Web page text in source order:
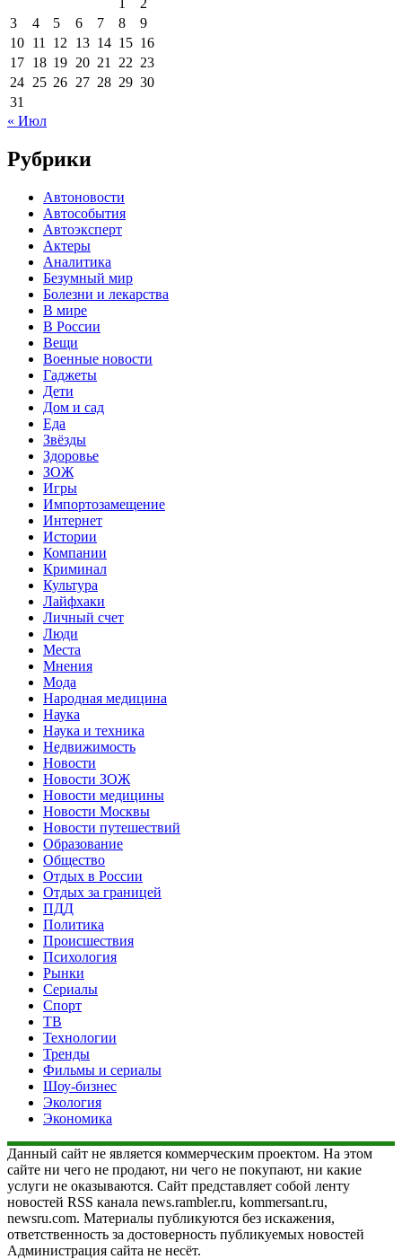
2
3
4 5 6 7 8
9
10 11 12 13 14 15 16
17 18 19 20 21 22 23
24 25 26 27 28 29 30
31
« Июл
Рубрики
Автоновости
Автособытия
Автоэксперт
Актеры
Аналитика
Безумный мир
Болезни и лекарства
В мире
В России
Вещи
Военные новости
Гаджеты
Дети
Дом и сад
Еда
Звёзды
Здоровье
ЗОЖ
Игры
Импортозамещение
Интернет
Истории
Компании
Криминал
Культура
Лайфхаки
Личный счет
Люди
Места
Мнения
Мода
Народная медицина
Наука
Наука и техника
Недвижимость
Новости
Новости ЗОЖ
Новости медицины
Новости Москвы
Новости путешествий
Образование
Общество
Отдых в России
Отдых за границей
ПДД
Политика
Происшествия
Психология
Рынки
Сериалы
Спорт
ТВ
Технологии
Тренды
Фильмы и сериалы
Шоу-бизнес
Экология
Экономика
Данный сайт не является коммерческим проектом. На этом
сайте ни чего не продают, ни чего не покупают, ни какие
услуги не оказываются. Сайт представляет собой ленту
новостей RSS канала news.rambler.ru, kommersant.ru,
newsru.com. Материалы публикуются без искажения,
ответственность за достоверность публикуемых новостей
Администрация сайта не несёт.